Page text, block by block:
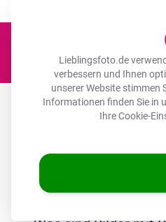
Lieblingsfoto.de
verbessern und Ihnen
unserer Website stimmen
Informationen finden Sie in
Ihre Cookie-
Leinwand
Lieblingsfoto.de Bilder mit